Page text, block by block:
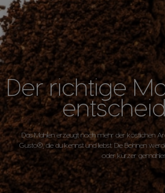
Der richtige
Das Mahlen erzeugt noch mehr der köstlichen
Gusto®, die du kennst und liebst. Die Bohnen
oder kürzer